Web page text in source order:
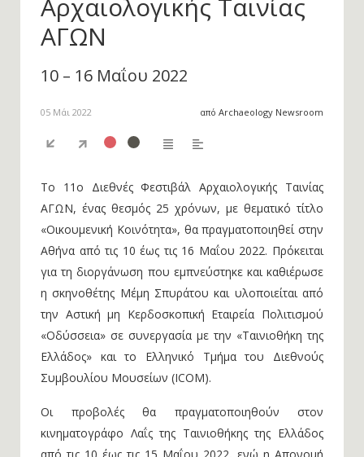
Αρχαιολογικής Ταινίας
ΑΓΩΝ
Το 11ο Διεθνές Φεστιβάλ Αρχαιολογικής Ταινίας
ΑΓΩΝ, ένας θεσμός 25 χρόνων, με θεματικό τίτλο
«Οικουμενική Κοινότητα», θα πραγματοποιηθεί στην
Αθήνα από τις 10 έως τις 16 Μαΐου 2022. Πρόκειται
για τη διοργάνωση που εμπνεύστηκε και καθιέρωσε
η σκηνοθέτης Μέμη Σπυράτου και υλοποιείται από
την Αστική μη Κερδοσκοπική Εταιρεία Πολιτισμού
«Οδύσσεια» σε συνεργασία με την «Ταινιοθήκη της
Ελλάδος» και το Ελληνικό Τμήμα του Διεθνούς
Οι προβολές θα πραγματοποιηθούν στον
κινηματογράφο Λαΐς της Ταινιοθήκης της Ελλάδος